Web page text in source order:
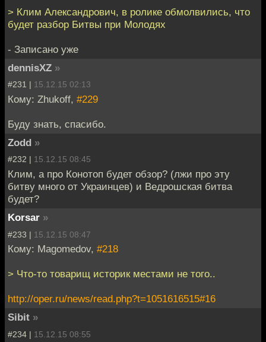
> Клим Александрович, в ролике обмолвились, что
будет разбор Битвы при Молодях
- Записано уже
dennisXZ »
#231 | 15.12.15 02:13
Кому: Zhukoff, #229
Буду знать, спасибо.
Zodd »
#232 | 15.12.15 08:45
Клим, а про Конотоп будет обзор? (лжи про эту
битву много от Украинцев) и Ведрошская битва
будет?
Korsar »
#233 | 15.12.15 08:47
Кому: Magomedov, #218
> Что-то товарищ историк местами не того..
http://oper.ru/news/read.php?t=1051616515#16
Sibit »
#234 | 15.12.15 08:55